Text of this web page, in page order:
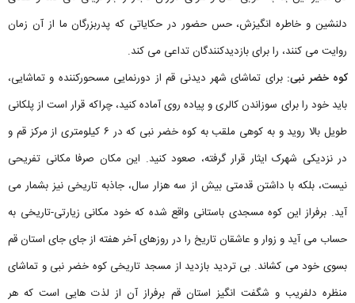
دلنشین و خاطره انگیزش، حس حضور در حکایاتی که پدربزرگان ما از آن زمان
روایت می کنند، را برای بازدیدکنندگان تداعی می کند.
کوه خضر نبی: برای تماشای شهر دیدنی قم از دورنمایی مسحورکننده و تماشایی،
باید خود را برای سوزاندن کالری و پیاده روی آماده کنید، چراکه قرار است از پلکانی
طویل بالا روید و به کوهی ملقب به کوه خضر نبی که در ۶ کیلومتری از مرکز قم و
در نزدیکی شهرک ایثار قرار گرفته، صعود کنید. این مکان صرفا مکانی تفریحی
نیست، بلکه با داشتن قدمتی بیش از سه هزار سال، جاذبه تاریخی نیز بشمار می
آید. برفراز این کوه مسجدی باستانی واقع شده که خود مکانی زیارتی-تاریخی به
حساب می آید و زوار و عاشقان تاریخ را در روزهای آخر هفته از جای جای استان قم
بسوی خود می کشاند. بی تردید بازدید از مسجد تاریخی کوه خضر نبی و تماشای
منظره دلفریب و شگفت انگیز استان قم برفراز آن از لذت هایی است که هر